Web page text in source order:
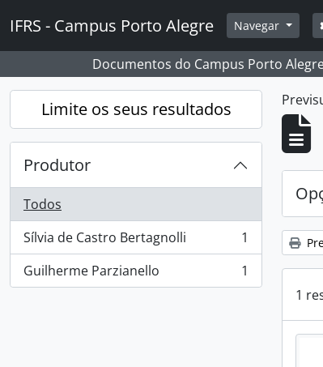
IFRS - Campus Porto Alegre Navegar
Documentos do Campus Porto
Limite os seus resultados
Produtor
Todos
Sílvia de Castro Bertagnolli
, 1 resultados
1
Guilherme Parzianello
, 1 resultados 1
1